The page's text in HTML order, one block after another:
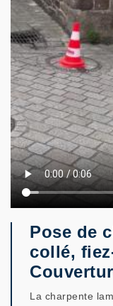
Pose de
collé,
La charpente